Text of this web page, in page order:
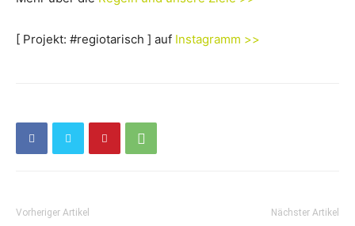
[ Projekt: #regiotarisch ] auf Instagramm >>
Vorheriger Artikel Nächster Artikel